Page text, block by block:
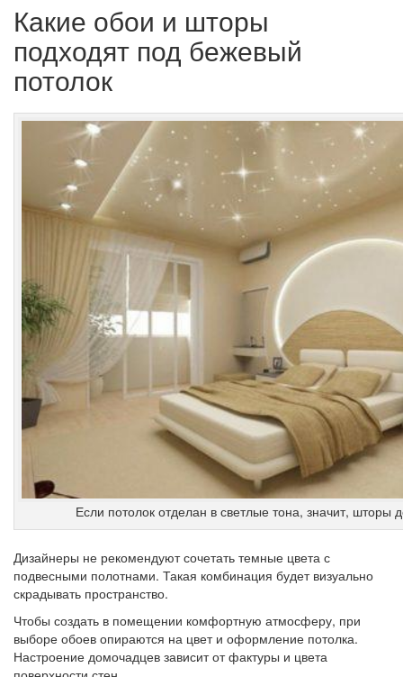
Какие обои и шторы
подходят под бежевый
потолок
Если потолок отделан в светлые тона, значит, шторы
Дизайнеры не рекомендуют сочетать темные цвета с
подвесными полотнами. Такая комбинация будет визуально
скрадывать пространство.
Чтобы создать в помещении комфортную атмосферу, при
выборе обоев опираются на цвет и оформление потолка.
Настроение домочадцев зависит от фактуры и цвета